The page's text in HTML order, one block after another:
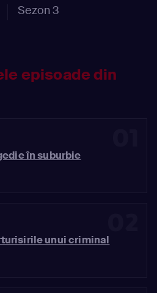
Sezon 3
episoade din
în suburbie
unui criminal